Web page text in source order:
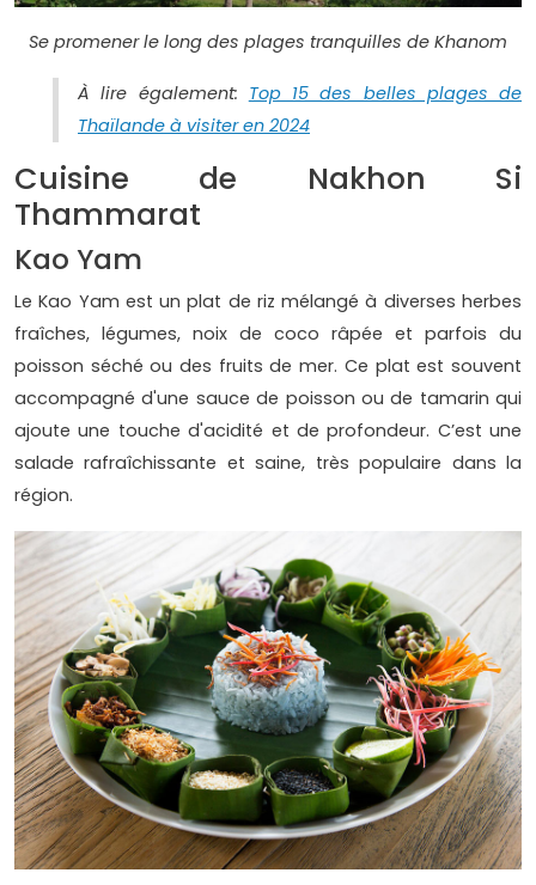
Se promener le long des plages tranquilles de Khanom
À lire également: Top 15 des belles plages de
Thaïlande à visiter en 2024
Cuisine de Nakhon Si
Thammarat
Kao Yam
Le Kao Yam est un plat de riz mélangé à diverses herbes
fraîches, légumes, noix de coco râpée et parfois du
poisson séché ou des fruits de mer. Ce plat est souvent
accompagné d'une sauce de poisson ou de tamarin qui
ajoute une touche d'acidité et de profondeur. C’est une
salade rafraîchissante et saine, très populaire dans la
région.